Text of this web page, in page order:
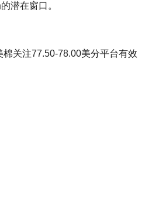
潜在窗口。
关注77.50-78.00美分平台有效